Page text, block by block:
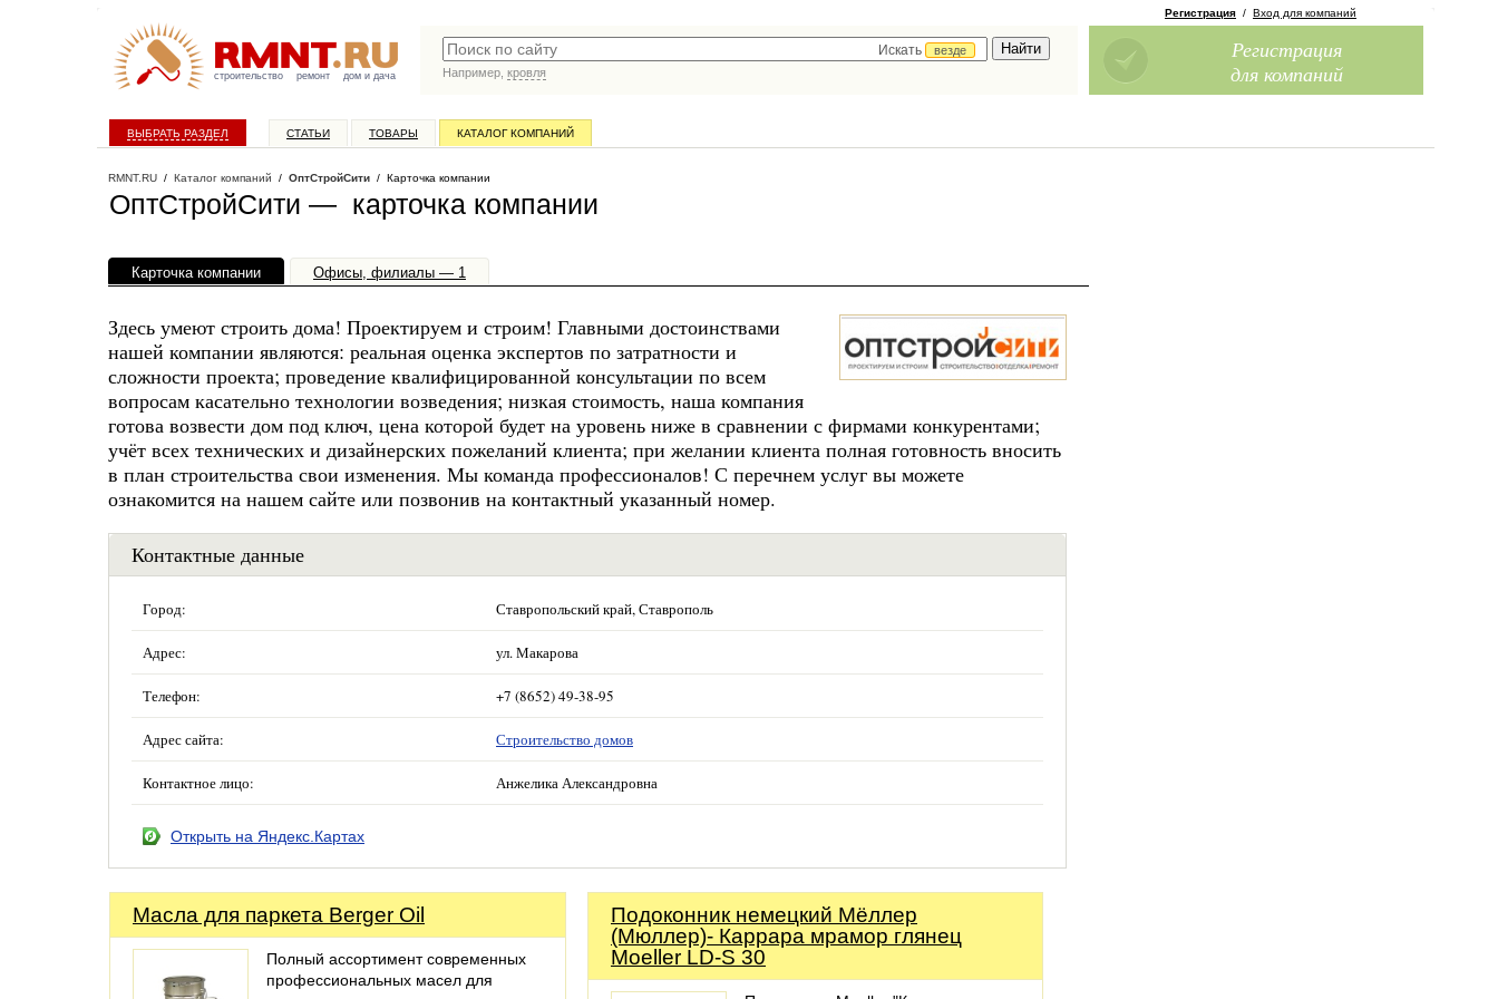
строительство ремонт дом и дача
Искать
везде
Например, кровля
Регистрация / Вход для компаний
Регистрация
для компаний
ВЫБРАТЬ РАЗДЕЛ СТАТЬИ ТОВАРЫ КАТАЛОГ КОМПАНИЙ
RMNT.RU / Каталог компаний / ОптСтройСити / Карточка компании
ОптСтройСити — карточка компании
Карточка компании Офисы, филиалы — 1
Здесь умеют строить дома! Проектируем и строим! Главными достоинствами
нашей компании являются: реальная оценка экспертов по затратности и
сложности проекта; проведение квалифицированной консультации по всем
вопросам касательно технологии возведения; низкая стоимость, наша компания
готова возвести дом под ключ, цена которой будет на уровень ниже в сравнении с фирмами конкурентами;
учёт всех технических и дизайнерских пожеланий клиента; при желании клиента полная готовность вносить
в план строительства свои изменения. Мы команда профессионалов! С перечнем услуг вы можете
ознакомится на нашем сайте или позвонив на контактный указанный номер.
Контактные данные
Город: Ставропольский край, Ставрополь
Адрес: ул. Макарова
Телефон: +7 (8652) 49-38-95
Адрес сайта: Строительство домов
Контактное лицо: Анжелика Александровна
Открыть на Яндекс.Картах
Масла для паркета Berger Oil
Полный ассортимент современных
профессиональных масел для
Подоконник немецкий Мёллер
(Мюллер)- Каррара мрамор глянец
Moeller LD-S 30